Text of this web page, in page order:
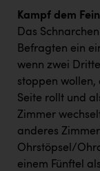
Kampf dem
Das
Befragten ein
wenn zwei
stoppen wollen,
Seite rollt und
Zimmer
anderes
Ohrstöpsel/
einem Fünftel